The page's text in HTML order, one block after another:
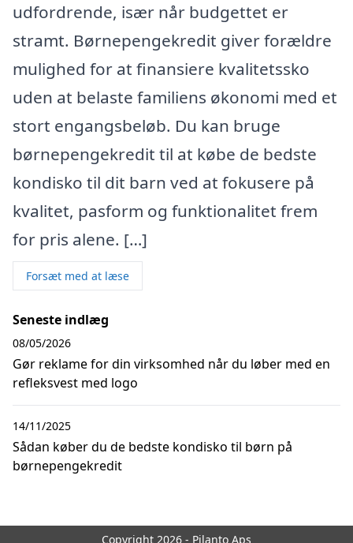
udfordrende, især når budgettet er
stramt. Børnepengekredit giver forældre
mulighed for at finansiere kvalitetssko
uden at belaste familiens økonomi med et
stort engangsbeløb. Du kan bruge
børnepengekredit til at købe de bedste
kondisko til dit barn ved at fokusere på
kvalitet, pasform og funktionalitet frem
for pris alene. […]
Forsæt med at læse
Seneste indlæg
Gør reklame for din virksomhed når du løber med en
refleksvest med logo
08/05/2026
Sådan køber du de bedste kondisko til børn på
børnepengekredit
14/11/2025
Copyright 2026 - Pilanto Aps